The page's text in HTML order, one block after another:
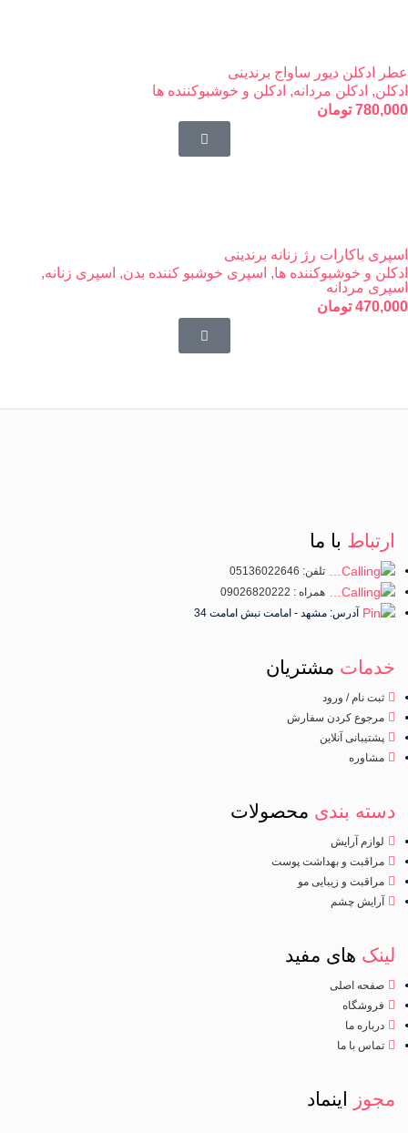
عطر ادکلن دیور ساواج برندینی
ادکلن, ادکلن مردانه, ادکلن و خوشبوکننده ها
780,000 تومان
اسپری باکارات رژ زنانه برندینی
ادکلن و خوشبوکننده ها, اسپری خوشبو کننده بدن, اسپری زنانه,
اسپری مردانه
470,000 تومان
ارتباط با ما
تلفن: 05136022646
همراه : 09026820222
آدرس: مشهد - امامت نبش امامت 34
خدمات مشتریان
ثبت نام / ورود
مرجوع کردن سفارش
پشتیبانی آنلاین
مشاوره
دسته بندی محصولات
لوازم آرایش
مراقبت و بهداشت پوست
مراقبت و زیبایی مو
آرایش چشم
لینک های مفید
صفحه اصلی
فروشگاه
درباره ما
تماس با ما
مجوز اینماد